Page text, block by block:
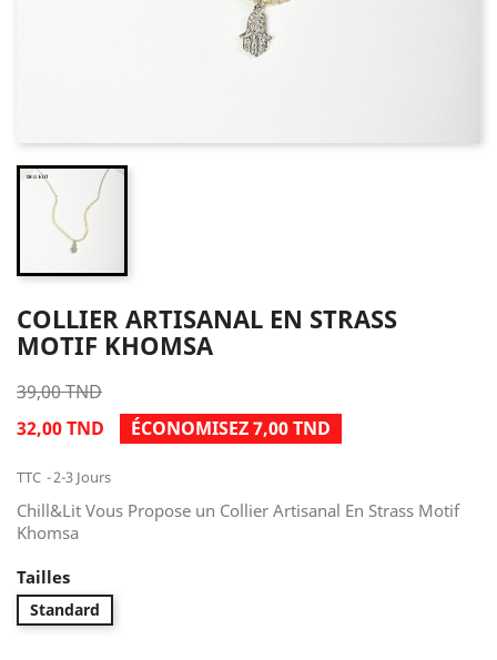
COLLIER ARTISANAL EN STRASS
MOTIF KHOMSA
39,00 TND
32,00 TND
ÉCONOMISEZ 7,00 TND
TTC 2-3 Jours
Chill&Lit Vous Propose un Collier Artisanal En Strass Motif
Khomsa
Tailles
Standard